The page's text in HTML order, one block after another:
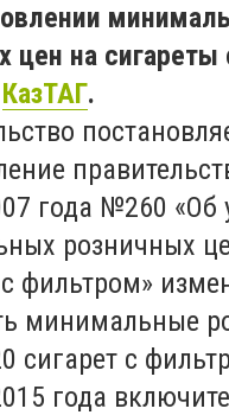
цен на
КазТАГ.
года №260 «Об
розничных
фильтром»
минимальные
сигарет с
года